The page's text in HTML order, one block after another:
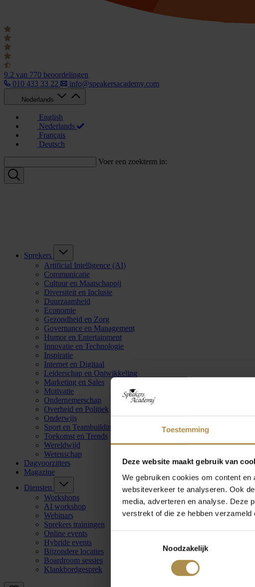
Toestemming
Deze website maakt gebruik van
We gebruiken cookies om content
websiteverkeer te analyseren. Ook
media, adverteren en analyse. Deze
verstrekt of die ze hebben
Noodzakelijk
9.2 van 770 beoordelingen
010 433 33 22
info@speakersacademy.com
Nederlands
English
Nederlands
Français
Deutsch
Voer een zoekterm in:
Sprekers
Artificial Intelligence (AI)
Communicatie
Cultuur en Maatschappij
Diversiteit en Inclusie
Duurzaamheid
Economie
Gezondheid en Zorg
Governance en Management
Humor en Entertainment
Innovatie en Technologie
Inspiratie
Internet en Digitaal
Leiderschap en Ontwikkeling
Marketing en Sales
Motivatie
Ondernemerschap
Overheid en Politiek
Onderwijs
Sport en Teambuilding
Toekomst en Trends
Wereldwijd
Wetenschap
Dagvoorzitters
Magazine
Diensten
Workshops
AI workshop
Webinars
Sprekers trainingen
Online events
Hybride events
Bijzondere locaties
Boardroom sessies
Klankbordgesprek